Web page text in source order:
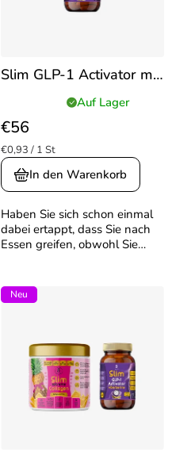
Slim GLP-1 Activator mit
durchschnittliche
Produktbewertung
ist
5,0
von
Sternen.
Auf Lager
€56
Verkaufspreis:
€0,93 / 1 St
In den Warenkorb
Haben Sie sich schon einmal
dabei ertappt, dass Sie nach
Essen greifen, obwohl Sie
Langeweile oder einfach weil
etwas Süßes...
Neu